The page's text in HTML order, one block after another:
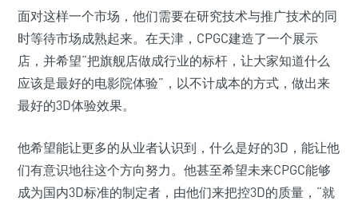
面对这样一个市场，他们需要在研究技术与推广技术的同
时等待市场成熟起来。在天津，CPGC建造了一个展示
店，并希望“把旗舰店做成行业的标杆，让大家知道什么
应该是最好的电影院体验”，以不计成本的方式，做出来
最好的3D体验效果。
他希望能让更多的从业者认识到，什么是好的3D，能让他
们有意识地往这个方向努力。他甚至希望未来CPGC能够
成为国内3D标准的制定者，由他们来把控3D的质量，“就